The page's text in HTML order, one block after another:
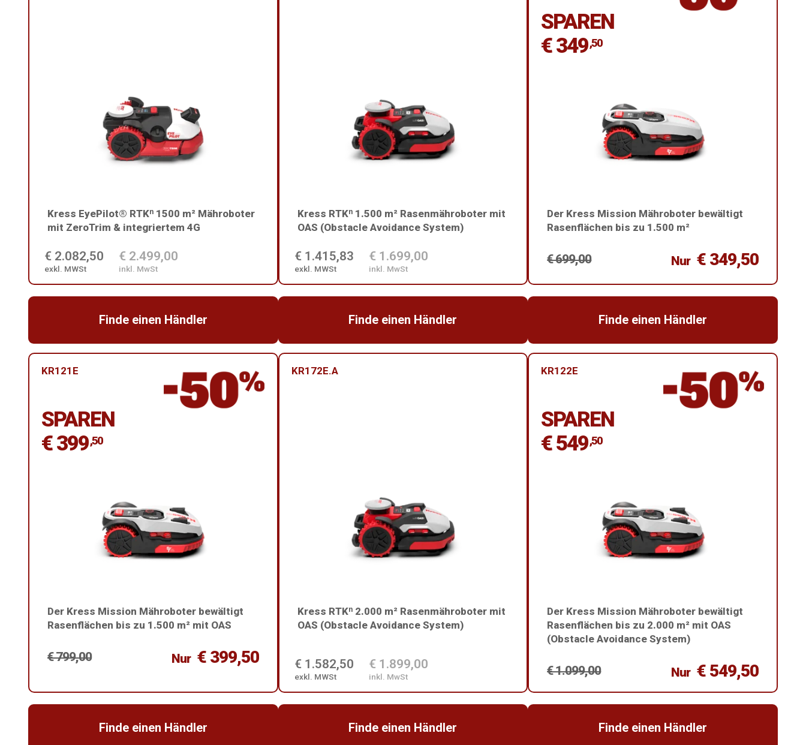
Kress EyePilot® RTKⁿ 1500 m² Mähroboter
mit ZeroTrim & integriertem 4G
€ 2.082,50
exkl. MWSt
€ 2.499,00
inkl. MwSt
Finde einen Händler
Kress RTKⁿ 1.500 m² Rasenmähroboter mit
OAS (Obstacle Avoidance System)
€ 1.415,83
exkl. MWSt
€ 1.699,00
inkl. MwSt
Finde einen Händler
SPAREN
€ 349,50
Der Kress Mission Mähroboter bewältigt
Rasenflächen bis zu 1.500 m²
€ 699,00 Nur € 349,50
Finde einen Händler
KR121E
SPAREN
€ 399,50
Der Kress Mission Mähroboter bewältigt
Rasenflächen bis zu 1.500 m² mit OAS
€ 799,00 Nur € 399,50
Finde einen Händler
KR172E.A
Kress RTKⁿ 2.000 m² Rasenmähroboter mit
OAS (Obstacle Avoidance System)
€ 1.582,50
exkl. MWSt
€ 1.899,00
inkl. MwSt
Finde einen Händler
KR122E
SPAREN
€ 549,50
Der Kress Mission Mähroboter bewältigt
Rasenflächen bis zu 2.000 m² mit OAS
(Obstacle Avoidance System)
€ 1.099,00 Nur € 549,50
Finde einen Händler